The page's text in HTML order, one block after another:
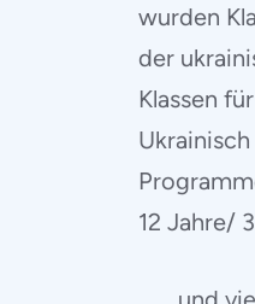
wurden
der
Klassen
12 Jahre/